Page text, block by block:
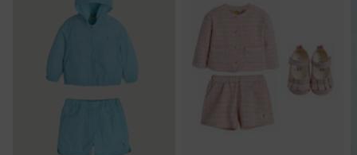
PRODUCT VIEW